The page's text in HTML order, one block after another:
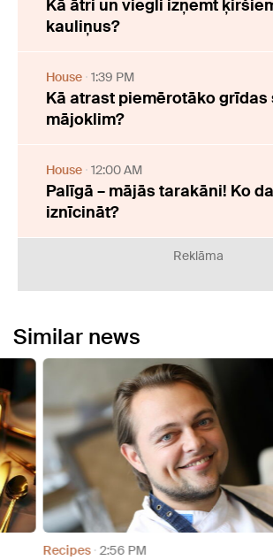
Kā ātri un viegli izņemt
kauliņus?
House 1:39 PM
Kā atrast piemērotāko grīdas
mājoklim?
House 12:00 AM
Palīgā – mājās tarakāni! Ko
iznīcināt?
Reklāma
Similar news
Recipes 2:56 PM